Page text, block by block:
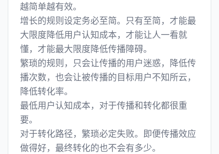
越简单越有效。
增长的规则设定务必至简。只有至简，才能最
大限度降低用户认知成本，才能让人一看就
懂，才能最大限度降低传播障碍。
繁琐的规则，只会让传播的用户迷惑，降低传
播次数，也会让被传播的目标用户不知所云，
降低转化率。
最低用户认知成本，对于传播和转化都很重
要。
对于转化路径，繁琐必定失败。即便传播效应
做得好，最终转化的也不会有多少。